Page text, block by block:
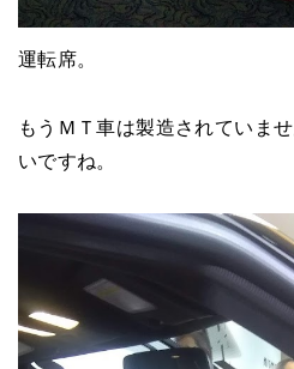
運転席。
もうＭＴ車は製造されていま
いですね。